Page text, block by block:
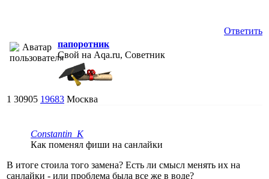
Ответить
папоротник
Свой на Aqa.ru, Советник
1 30905 19683 Москва
Constantin_K
Как поменял фиши на санлайки
В итоге стоила того замена? Есть ли смысл менять их на
санлайки - или проблема была все же в воде?